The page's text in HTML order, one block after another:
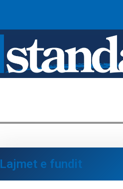
Lajmet e fundit